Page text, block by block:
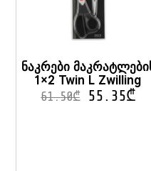
ნაკრები
1×2 Twin L Zwilling
61.50₾ 55.35₾